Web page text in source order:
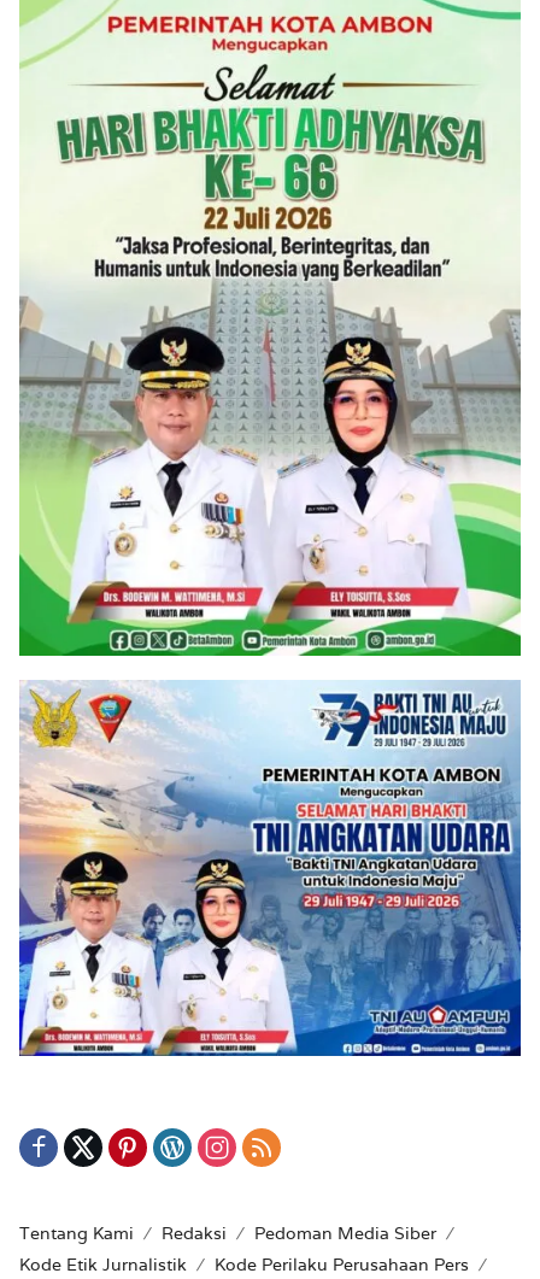
Tentang Kami Redaksi
Pedoman Media Siber
Kode Etik Jurnalistik
Kode Perilaku Perusahaan Pers